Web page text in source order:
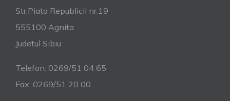
Str.Piata Republicii nr.19
555100 Agnita
Judetul Sibiu
Telefon: 0269/51 04 65
Fax: 0269/51 20 00